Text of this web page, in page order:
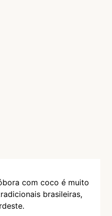
com coco é muito
brasileiras,